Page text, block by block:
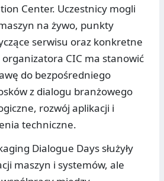
Center. Uczestnicy mogli
na żywo, punkty
serwisu oraz konkretne
organizatora CIC ma stanowić
do bezpośredniego
z dialogu branżowego
rozwój aplikacji i
techniczne.
Dialogue Days służyły
maszyn i systemów, ale